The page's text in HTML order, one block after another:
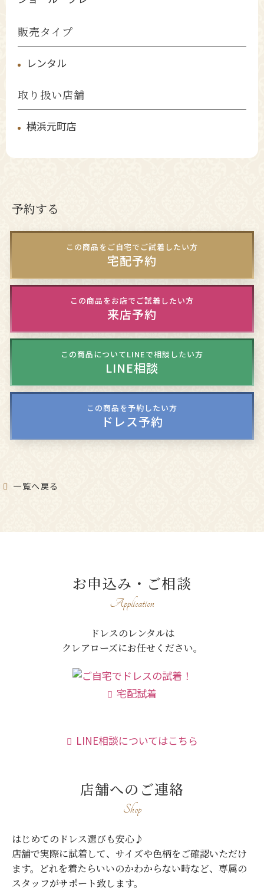
販売タイプ
レンタル
取り扱い店舗
横浜元町店
予約する
この商品をご自宅でご試着したい方
宅配予約
この商品をお店でご試着したい方
来店予約
この商品についてLINEで相談したい方
LINE相談
この商品を予約したい方
ドレス予約
一覧へ戻る
お申込み・ご相談
Application
ドレスのレンタルは
クレアローズにお任せください。
宅配試着
LINE相談についてはこちら
店舗へのご連絡
Shop
はじめてのドレス選びも安心♪
店舗で実際に試着して、サイズや色柄をご確認いただけ
ます。
どれを着たらいいのかわからない時など、専属の
スタッフがサポート致します。